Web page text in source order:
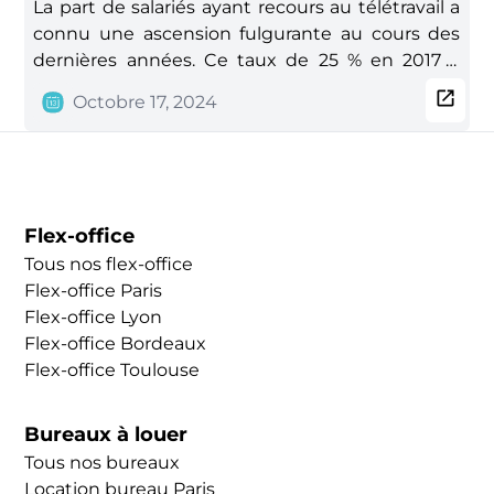
La part de salariés ayant recours au télétravail a
connu une ascension fulgurante au cours des
dernières années. Ce taux de 25 % en 2017 a
connu un pic au cours de la pandémie du
COVID (45 % en 2020). Aujourd'hui, ce chiffre
tend à se stabiliser à 36 % en 2024 avec une
le&nbsp;travail au bureau&nbsp;et à distance. Le
but est d'offrir aux salariés les avantages des
deux systèmes. Cette
nouvelle&nbsp;organisation du travail, entre
présentiel et&nbsp;full remote, peut s'articuler
de différentes manières :
Octobre 17, 2024
Flex-office
Tous nos flex-office
Flex-office Paris
Flex-office Lyon
Flex-office Bordeaux
Flex-office Toulouse
Bureaux à louer
Tous nos bureaux
Location bureau Paris